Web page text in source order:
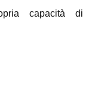
capacità di